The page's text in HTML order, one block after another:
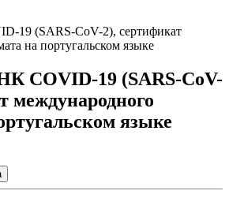
19 (SARS-CoV-2), сертификат
на португальском языке
COVID-19 (SARS-CoV-
международного
языке